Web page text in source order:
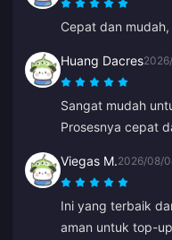
dukungannya
Cepat dan
Huang Dacres
Sangat mudah
Prosesnya cepat
Viegas M.2026/08/
Ini yang terbaik
aman untuk top-